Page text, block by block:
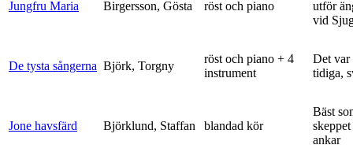
Jungfru Maria Birgersson, Gösta röst och piano
utför
vid
De tysta sångerna Björk, Torgny
röst och piano + 4
instrument
Det var
tidiga,
Jone havsfärd Björklund, Staffan blandad kör
Bäst
ankar